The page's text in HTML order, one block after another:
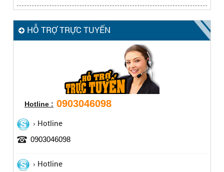
HỖ TRỢ TRỰC TUYẾN
Hotline : 0903046098
Hotline
0903046098
Hotline